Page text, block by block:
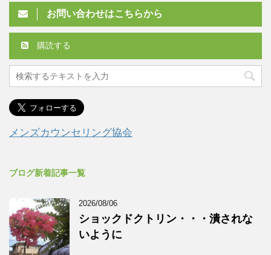
お問い合わせはこちらから
購読する
メンズカウンセリング協会
ブログ新着記事一覧
2026/08/06
ショックドクトリン・・・潰されな
いように